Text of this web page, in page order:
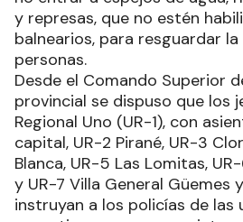
y represas, que no estén
balnearios, para resguardar la
personas.
Desde el Comando Superior
provincial se dispuso que los
Regional Uno (UR-1), con
capital, UR-2 Pirané, UR-3
Blanca, UR-5 Las Lomitas,
y UR-7 Villa General Güemes
instruyan a los policías de las